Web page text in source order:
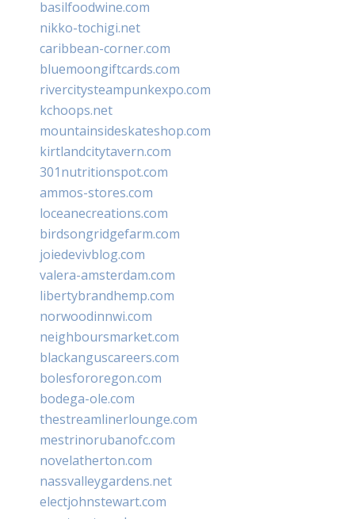
basilfoodwine.com
nikko-tochigi.net
caribbean-corner.com
bluemoongiftcards.com
rivercitysteampunkexpo.com
kchoops.net
mountainsideskateshop.com
kirtlandcitytavern.com
301nutritionspot.com
ammos-stores.com
loceanecreations.com
birdsongridgefarm.com
joiedevivblog.com
valera-amsterdam.com
libertybrandhemp.com
norwoodinnwi.com
neighboursmarket.com
blackanguscareers.com
bolesfororegon.com
bodega-ole.com
thestreamlinerlounge.com
mestrinorubanofc.com
novelatherton.com
nassvalleygardens.net
electjohnstewart.com